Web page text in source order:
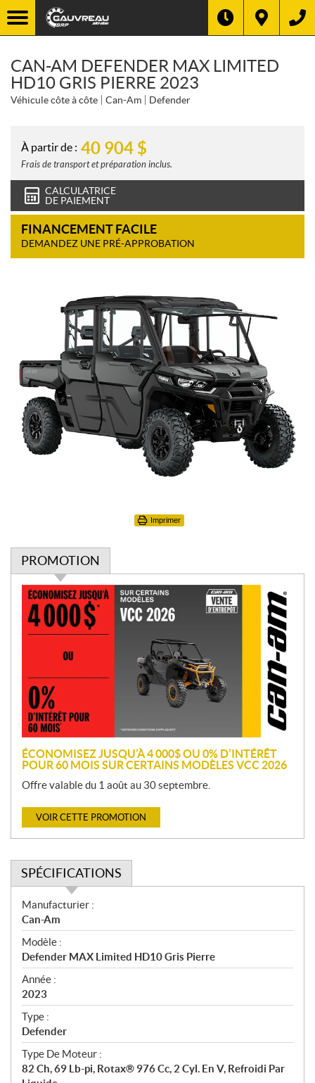
CAN-AM DEFENDER MAX LIMITED
HD10 GRIS PIERRE 2023
Véhicule côte à côte Can-Am Defender
À partir de : 40 904 $
Frais de transport et préparation inclus.
CALCULATRICE
DE PAIEMENT
FINANCEMENT FACILE
DEMANDEZ UNE PRÉ-APPROBATION
Imprimer
PROMOTION
P
o
m
o
n
ÉCONOMISEZ JUSQU’À 4 000$ OU 0% D’INTÉRÊT
POUR 60 MOIS SUR CERTAINS MODÈLES VCC 2026
Offre valable du 1 août au 30 septembre.
VOIR CETTE PROMOTION
SPÉCIFICATIONS
S
p
é
c
i
f
i
c
a
t
i
o
Manufacturier :
Can-Am
Modèle :
Defender MAX Limited HD10 Gris Pierre
Année :
2023
Type :
Defender
Type De Moteur :
82 Ch, 69 Lb-pi, Rotax® 976 Cc, 2 Cyl. En V, Refroidi Par